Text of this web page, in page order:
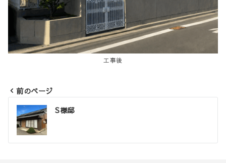
工事後
投
稿
ナ
前のページ
S様邸